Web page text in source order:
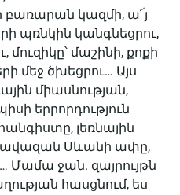
բառարան կազմի, ա՜յ
պռնկին կանգնեցրու,
մուզիկը՝ մաշինի, քոքի
մեջ ծխեցրու… Այս
միասնության,
երրորդություն
լեռնային
ավազան Սևանի ափը,
Մամա ջան. զայրույթն
հասցնում, ես